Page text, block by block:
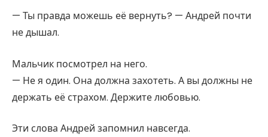
— Ты правда можешь её вернуть? — Андрей почти
не дышал.
Мальчик посмотрел на него.
— Не я один. Она должна захотеть. А вы должны не
держать её страхом. Держите любовью.
Эти слова Андрей запомнил навсегда.